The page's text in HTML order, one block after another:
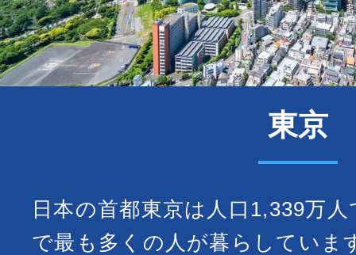
東京
日本の首都東京は人口1,339万
で最も多くの人が暮らしていま